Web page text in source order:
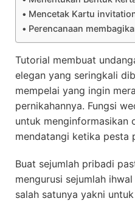
Mencetak Kartu
Perencanaan
Tutorial membuat
elegan yang seringkali
mempelai yang ingin
pernikahannya. Fungsi
untuk menginformasikan
mendatangi ketika pesta
Buat sejumlah pribadi
mengurusi sejumlah
salah satunya yakni